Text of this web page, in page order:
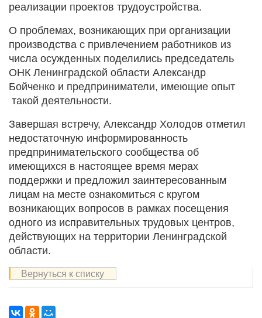
реализации проектов трудоустройства.
О проблемах, возникающих при организации
производства с привлечением работников из
числа осужденных поделились председатель
ОНК Ленинградской области Александр
Бойченко и предприниматели, имеющие опыт
такой деятельности.
Завершая встречу, Александр Холодов отметил
недостаточную информированность
предпринимательского сообщества об
имеющихся в настоящее время мерах
поддержки и предложил заинтересованным
лицам на месте ознакомиться с кругом
возникающих вопросов в рамках посещения
одного из исправительных трудовых центров,
действующих на территории Ленинградской
области.
Вернуться к списку